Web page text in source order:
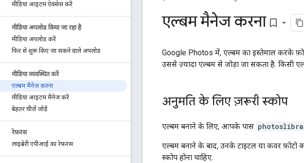
मीडिया आइटम ऐक्सेस करें
मीडिया अपलोड किया जा रहा है
मीडिया अपलोड करें
फिर से शुरू किए जा सकने वाले अपलोड
मीडिया व्यवस्थित करें
एल्बम मैनेज करना
मीडिया आइटम मैनेज करें
बेहतर चीज़ें जोड़ें
रेफ़रंस
लाइब्रेरी एपीआई का रेफ़रंस
एल्बम मैनेज करना bookmark_border
Google Photos में, एल्बम का इस्तेमाल करके
उससे ज़्यादा एल्बम से जोड़ा जा सकता है. किसी
अनुमति के लिए ज़रूरी स्कोप
एल्बम बनाने के लिए, आपके पास
एल्बम बनाने के बाद, उनके टाइटल या कवर
स्कोप होना चाहिए.